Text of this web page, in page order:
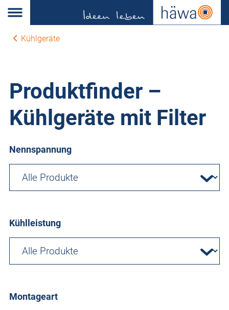
Kühlgeräte
Produktfinder –
Kühlgeräte mit Filter
Nennspannung
Kühlleistung
Montageart